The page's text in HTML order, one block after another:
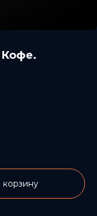
Кофе.
корзину